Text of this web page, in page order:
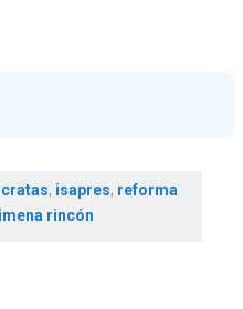
, isapres, reforma
rincón